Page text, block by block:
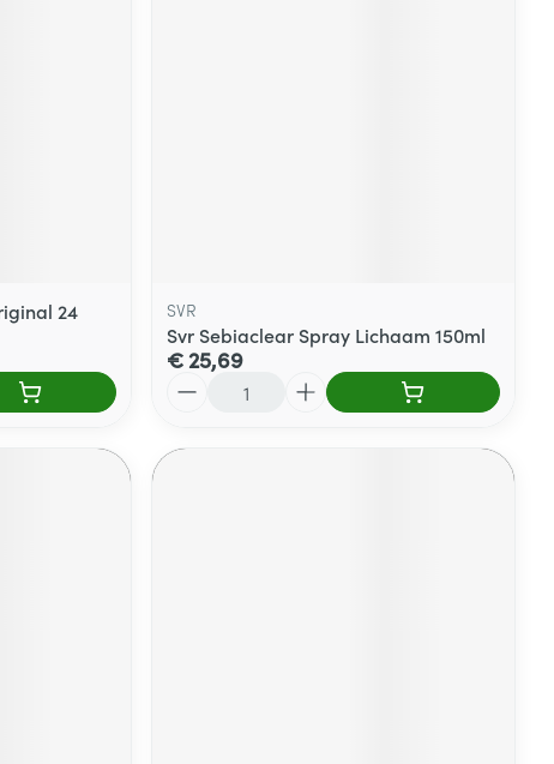
24 SVR
Svr Sebiaclear Spray Lichaam 150ml
€ 25,69